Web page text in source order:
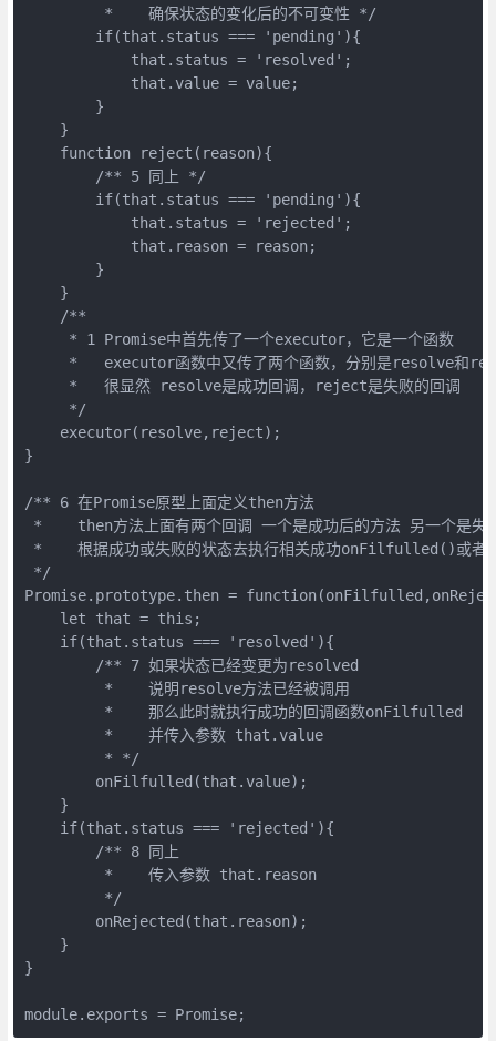
         *    确保状态的变化后的不可变性 */
        if(that.status === 'pending'){
            that.status = 'resolved';
            that.value = value;
        }
    }
    function reject(reason){
        /** 5 同上 */
        if(that.status === 'pending'){
            that.status = 'rejected';
            that.reason = reason;
        }
    }
    /**
     * 1 Promise中首先传了一个executor，它是一个函数
*   executor函数中又传了两个函数，分别是resolve和
     *   很显然 resolve是成功回调，reject是失败的回调
     */
    executor(resolve,reject);
}
/** 6 在Promise原型上面定义then方法
*    then方法上面有两个回调 一个是成功后的方法 另一个是失
*    根据成功或失败的状态去执行相关成功onFilfulled()或者
*/
Promise.prototype.then =
    let that = this;
    if(that.status === 'resolved'){
        /** 7 如果状态已经变更为resolved
         *    说明resolve方法已经被调用
         *    那么此时就执行成功的回调函数onFilfulled
         *    并传入参数 that.value
         * */
        onFilfulled(that.value);
    }
    if(that.status === 'rejected'){
        /** 8 同上
         *    传入参数 that.reason
         */
        onRejected(that.reason);
    }
}
module.exports = Promise;